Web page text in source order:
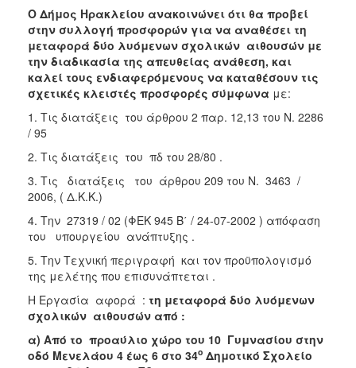
2021
2020
2019
2018
2017
2015
2013
ΤΟΠΟΣ
ΠΟΛΙΤΙΣΜΟΣ
ΑΝΘΕΚΤΙΚΗ
Ο Δήμος Ηρακλείου ανακοινώνει ότι θα προβεί
στην συλλογή προσφορών για να αναθέσει τη
μεταφορά δύο λυόμενων σχολικών αιθουσών με
την διαδικασία της απευθείας ανάθεση, και
καλεί τους ενδιαφερόμενους να καταθέσουν τις
σχετικές κλειστές προσφορές σύμφωνα με:
1. Τις διατάξεις του άρθρου 2 παρ. 12,13 του Ν. 2286
/ 95
2. Τις διατάξεις του πδ του 28/80 .
3. Τις διατάξεις του άρθρου 209 του Ν. 3463 /
2006, ( Δ.Κ.Κ.)
4. Την 27319 / 02 (ΦΕΚ 945 Β΄ / 24-07-2002 ) απόφαση
του υπουργείου ανάπτυξης .
5. Την Τεχνική περιγραφή και τον προϋπολογισμό
της μελέτης που επισυνάπτεται .
Η Εργασία αφορά : τη μεταφορά δύο λυόμενων
σχολικών αιθουσών από :
α) Από το προαύλιο χώρο του 10 Γυμνασίου στην
οδό Μενελάου 4 έως 6 στο 34ο Δημοτικό Σχολείο